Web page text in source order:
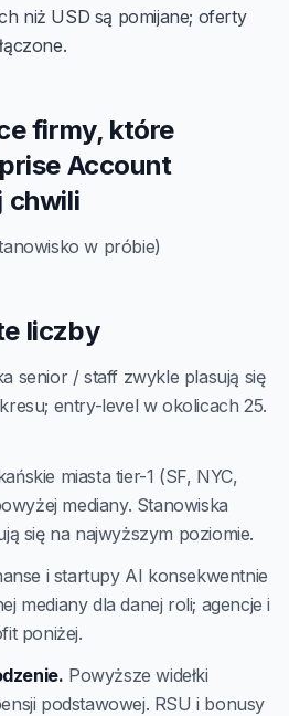
niż USD są pomijane; oferty
firmy, które
Account
chwili
w próbie)
liczby
senior / staff zwykle plasują się
entry-level w okolicach 25.
miasta tier-1 (SF, NYC,
mediany. Stanowiska
się na najwyższym poziomie.
i startupy AI konsekwentnie
mediany dla danej roli; agencje i
poniżej.
Powyższe widełki
podstawowej. RSU i bonusy